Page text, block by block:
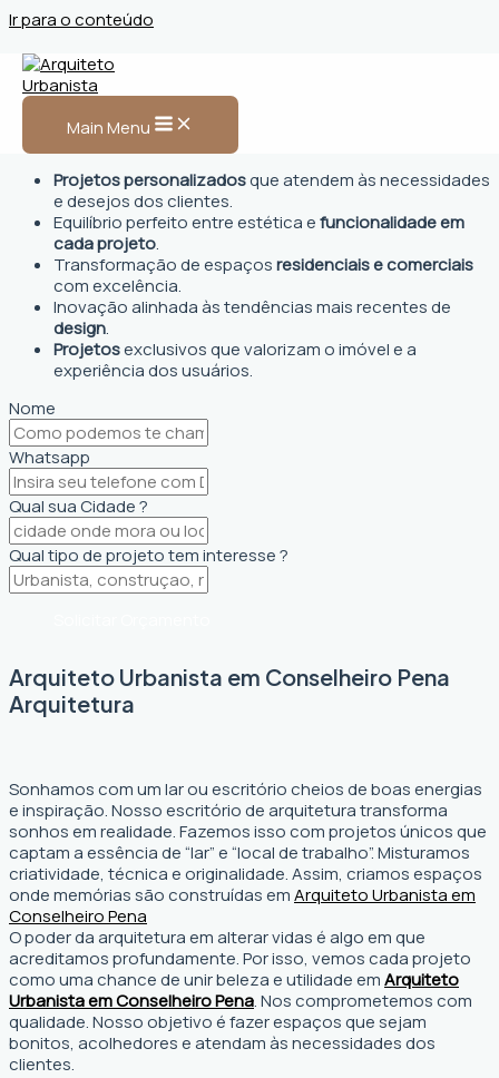
Ir para o conteúdo
Main Menu
Arquiteto Urbanista em
Conselheiro Pena
Projetos personalizadosque atendem às necessidades
e desejos dos clientes.
Equilíbrio perfeito entre estética efuncionalidade em
cada projeto.
Transformação de espaçosresidenciais e comerciais
com excelência.
Inovação alinhada às tendências mais recentes de
design.
Projetosexclusivos que valorizam o imóvel e a
experiência dos usuários.
Nome
Whatsapp
Qual sua Cidade ?
Qual tipo de projeto tem interesse ?
Arquiteto Urbanista em Conselheiro Pena
Arquitetura
Sonhamos com um lar ou escritório cheios de boas energias
e inspiração. Nosso escritório de arquitetura transforma
sonhos em realidade. Fazemos isso com projetos únicos que
captam a essência de “lar” e “local de trabalho”. Misturamos
criatividade, técnica e originalidade. Assim, criamos espaços
onde memórias são construídas emArquiteto Urbanista em
Conselheiro Pena
O poder da arquitetura em alterar vidas é algo em que
acreditamos profundamente. Por isso, vemos cada projeto
como uma chance de unir beleza e utilidade emArquiteto
Urbanista em Conselheiro Pena. Nos comprometemos com
qualidade. Nosso objetivo é fazer espaços que sejam
bonitos, acolhedores e atendam às necessidades dos
clientes.